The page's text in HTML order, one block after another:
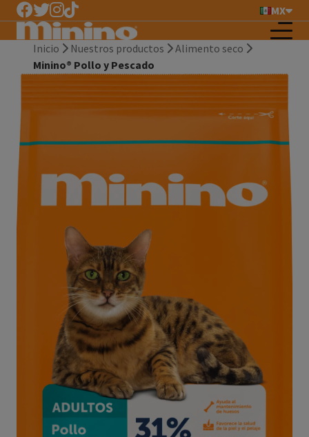
MX
Inicio Nuestros productos
Alimento seco
Minino® Pollo y Pescado